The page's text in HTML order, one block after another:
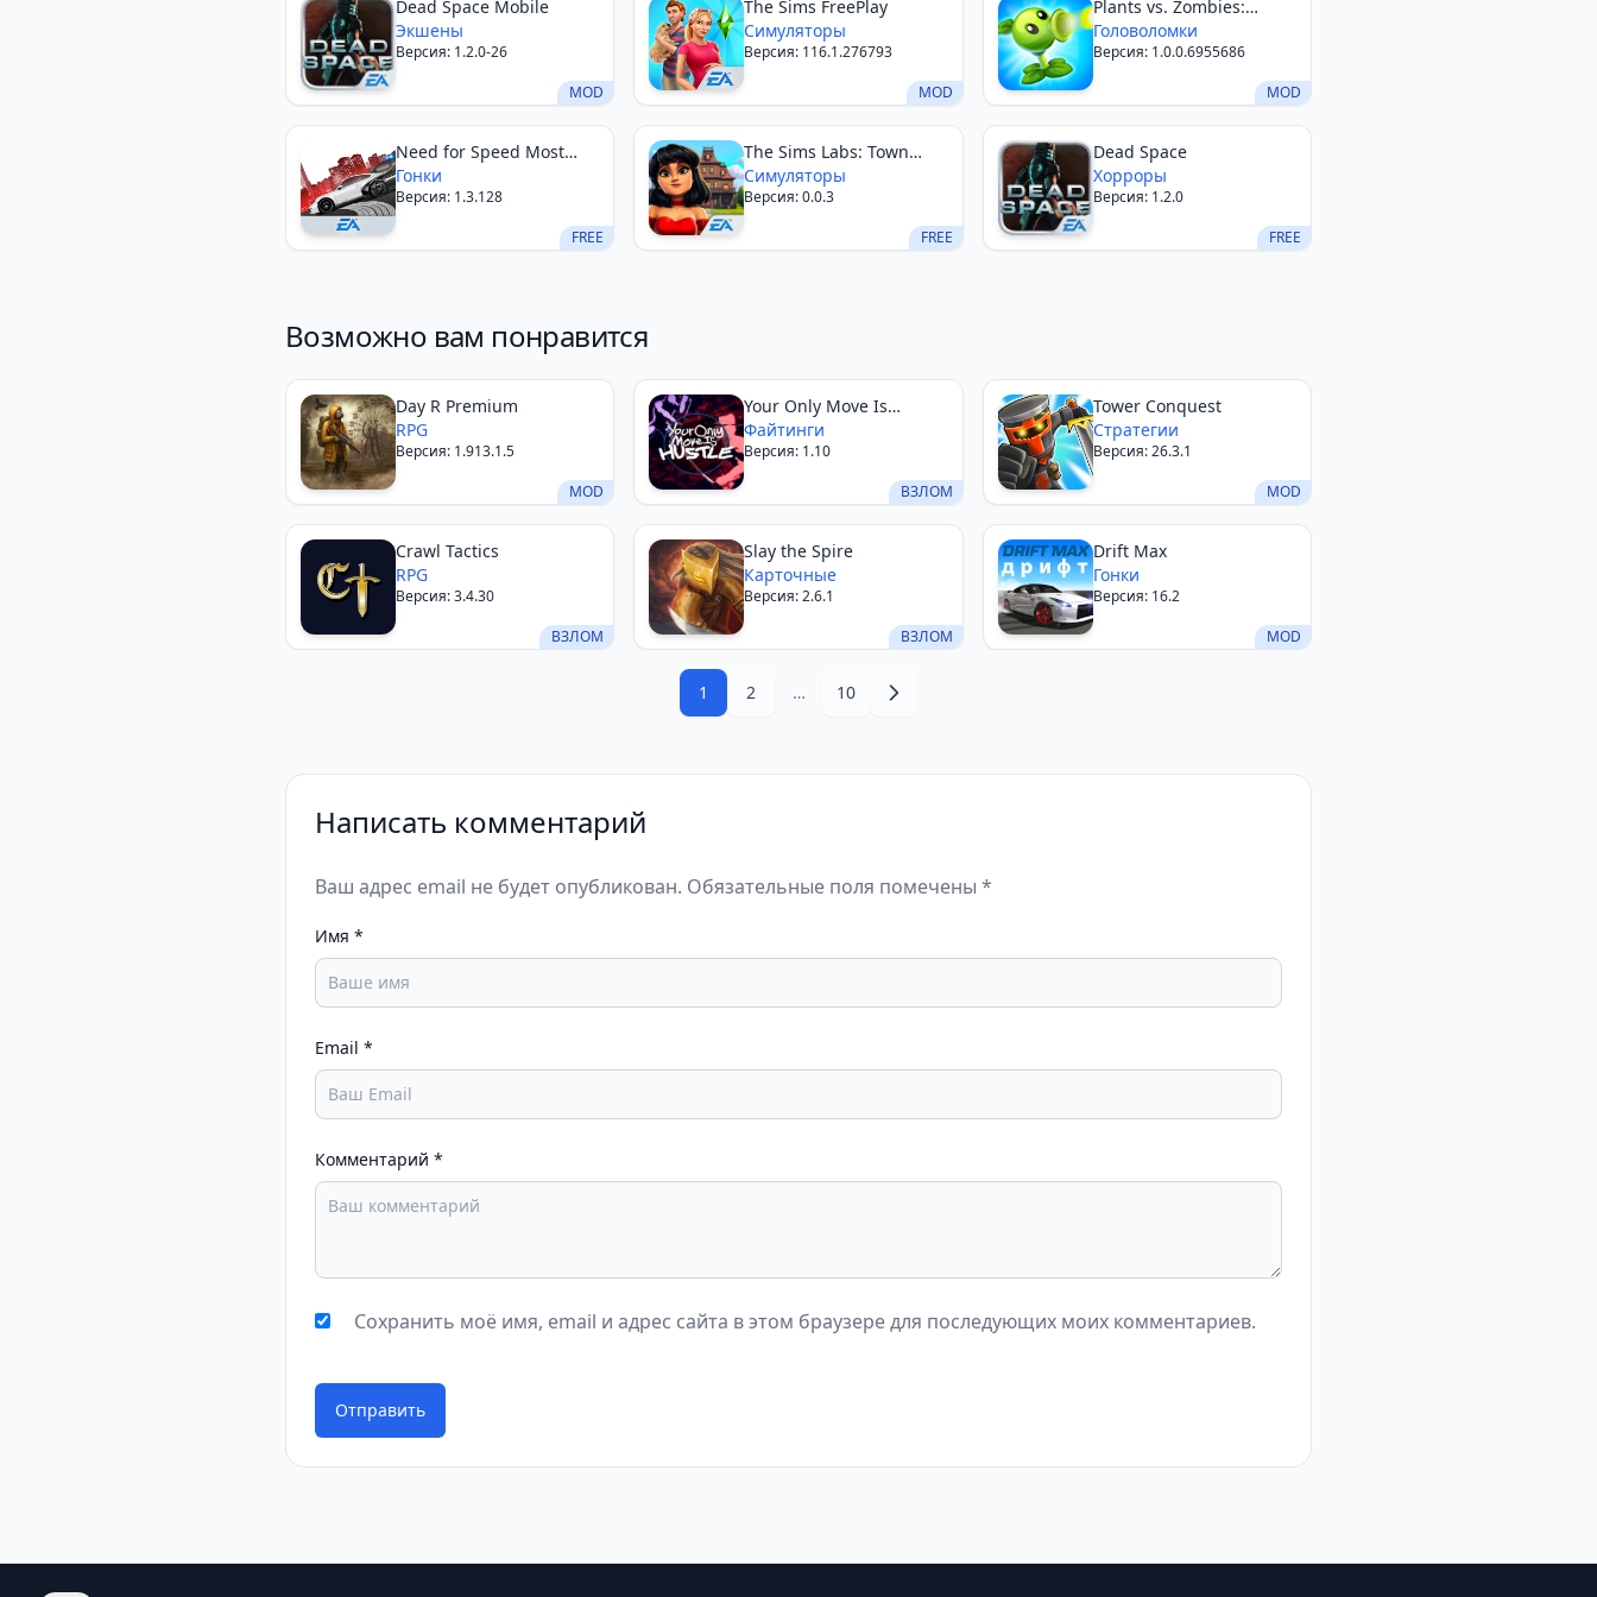
MOD
Dead Space Mobile
Экшены
Версия: 1.2.0-26
MOD
The Sims FreePlay
Симуляторы
Версия: 116.1.276793
MOD
Plants vs. Zombies:
Match
Головоломки
Версия: 1.0.0.6955686
FREE
Need for Speed Most
Wanted
Гонки
Версия: 1.3.128
FREE
The Sims Labs: Town
Stories
Симуляторы
Версия: 0.0.3
FREE
Dead Space
Хорроры
Версия: 1.2.0
Возможно вам понравится
MOD
Day R Premium
RPG
Версия: 1.913.1.5
ВЗЛОМ
Your Only Move Is
HUSTLE
Файтинги
Версия: 1.10
MOD
Tower Conquest
Стратегии
Версия: 26.3.1
ВЗЛОМ
Crawl Tactics
RPG
Версия: 3.4.30
ВЗЛОМ
Slay the Spire
Карточные
Версия: 2.6.1
MOD
Drift Max
Гонки
Версия: 16.2
1 2 … 10
Написать комментарий
Ваш адрес email не будет опубликован. Обязательные поля помечены *
Имя *
Email *
Комментарий *
Сохранить моё имя, email и адрес сайта в этом браузере для последующих моих комментариев.
Отправить